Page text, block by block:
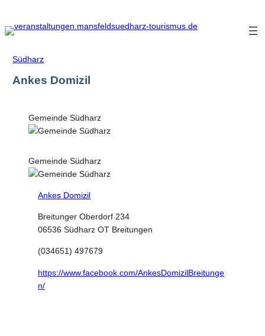
Inhalt
springen
Südharz
Ankes Domizil
Gemeinde Südharz
Gemeinde Südharz
Ankes Domizil
Breitunger Oberdorf 234
06536 Südharz OT Breitungen
(034651) 497679
https://www.facebook.com/AnkesDomizilBreitunge
n/